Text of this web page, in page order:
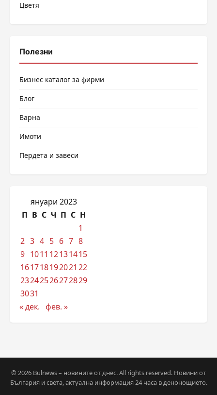
Цветя
Полезни
Бизнес каталог за фирми
Блог
Варна
Имоти
Пердета и завеси
януари 2023
П В С Ч П С Н
1
2 3 4 5 6 7 8
9 1011 12131415
161718192021 22
23242526272829
3031
« дек. фев. »
© 2026 Bulnews – новините от днес. All rights reserved. Новини от
България и света, актуална информация 24 часа в денонощието.